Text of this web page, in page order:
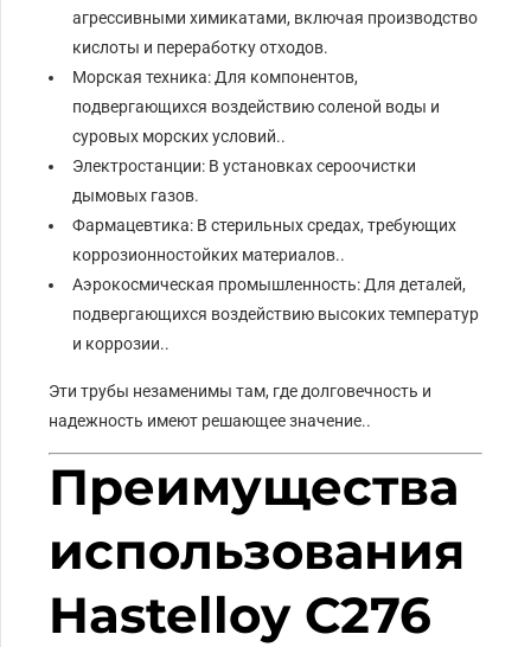
агрессивными химикатами, включая производство
кислоты и переработку отходов.
Морская техника: Для компонентов,
подвергающихся воздействию соленой воды и
суровых морских условий..
Электростанции: В установках сероочистки
дымовых газов.
Фармацевтика: В стерильных средах, требующих
коррозионностойких материалов..
Аэрокосмическая промышленность: Для деталей,
подвергающихся воздействию высоких температур
и коррозии..
Эти трубы незаменимы там, где долговечность и
надежность имеют решающее значение..
Преимущества
использования
Hastelloy C276